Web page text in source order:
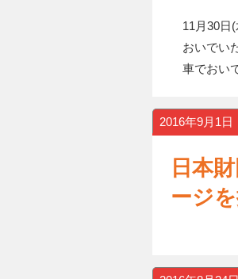
11月30日(
おいでい
車でおい
2016年9月1日
日本
ージ